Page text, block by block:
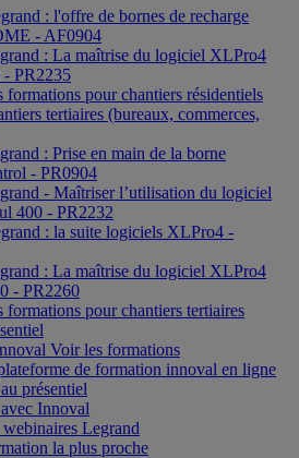
: l'offre de bornes de recharge
- AF0904
: La maîtrise du logiciel XLPro4
- PR2235
formations pour chantiers résidentiels
tertiaires (bureaux, commerces,
: Prise en main de la borne
- PR0904
- Maîtriser l’utilisation du logiciel
400 - PR2232
: la suite logiciels XLPro4 -
: La maîtrise du logiciel XLPro4
- PR2260
formations pour chantiers tertiaires
Voir les formations
de formation innoval en ligne
présentiel
Innoval
Legrand
la plus proche